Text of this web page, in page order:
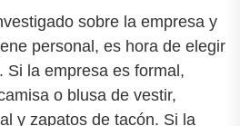
sobre la empresa y
personal, es hora de elegir
Si la empresa es formal,
o blusa de vestir,
y zapatos de tacón. Si la